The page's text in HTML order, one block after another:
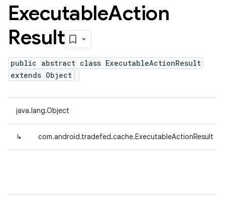
ExecutableAction
Result
public abstract class ExecutableActionResult
extends Object
java.lang.Object
↳ com.android.tradefed.cache.ExecutableActionResult